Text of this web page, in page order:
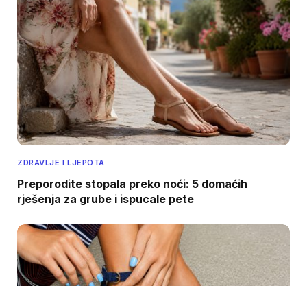
ZDRAVLJE I LJEPOTA
Preporodite stopala preko noći: 5 domaćih
rješenja za grube i ispucale pete